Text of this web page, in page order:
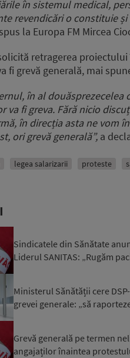
în sistemul medical,
revendicări o constituie și
la Europa FM Mircea
retragerea
fi grevă generală, mai
în al douăsprezecelea
va fi greva. Fără nicio
în direcția asta ne vom
ori grevă generală”, a
legea salarizarii proteste
Sindicatele din Sănătate
Liderul SANITAS: „Rugăm
Ministerul Sănătății cere
grevei generale: „să
Grevă generală pe termen
angajaților înaintea